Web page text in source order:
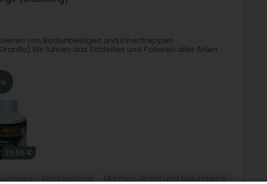
von Bodenbelägen und Innentreppen
führen das Schleifen und Polieren aller Arten
29,65 €
- Verarbeitung
Marmor, Granit und Natursteine